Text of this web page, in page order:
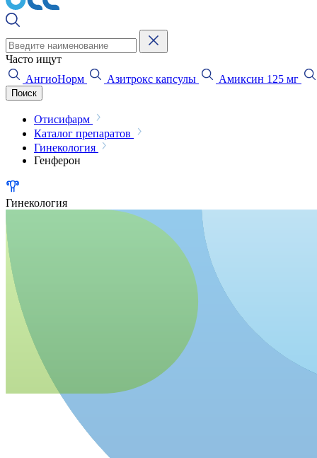
Часто ищут
АнгиоНорм
Азитрокс капсулы Амиксин 125 мг
Поиск
Отисифарм
Каталог препаратов
Гинекология
Генферон
Гинекология